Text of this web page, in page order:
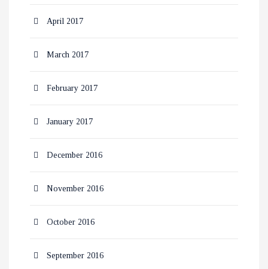
April 2017
March 2017
February 2017
January 2017
December 2016
November 2016
October 2016
September 2016